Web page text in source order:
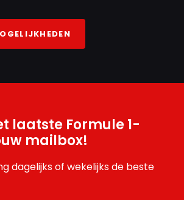
laatste Formule 1-
mailbox!
dagelijks of wekelijks de beste